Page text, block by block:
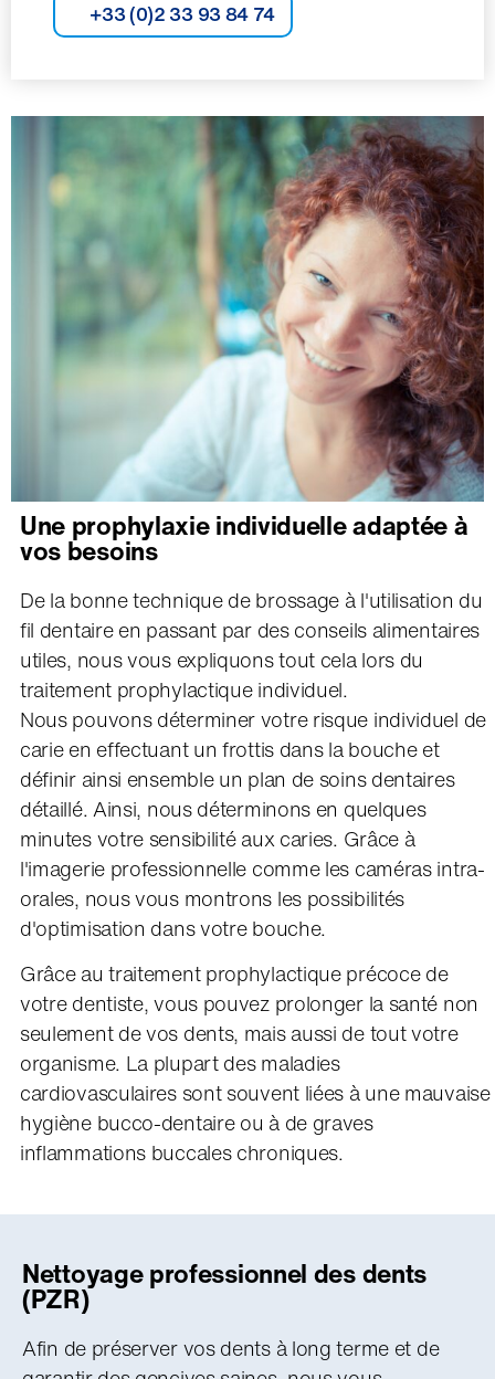
+33 (0)2 33 93 84 74
Une prophylaxie individuelle adaptée à
vos besoins
De la bonne technique de brossage à l'utilisation du
fil dentaire en passant par des conseils alimentaires
utiles, nous vous expliquons tout cela lors du
traitement prophylactique individuel.
Nous pouvons déterminer votre risque individuel de
carie en effectuant un frottis dans la bouche et
définir ainsi ensemble un plan de soins dentaires
détaillé. Ainsi, nous déterminons en quelques
minutes votre sensibilité aux caries. Grâce à
l'imagerie professionnelle comme les caméras intra-
orales, nous vous montrons les possibilités
d'optimisation dans votre bouche.
Grâce au traitement prophylactique précoce de
votre dentiste, vous pouvez prolonger la santé non
seulement de vos dents, mais aussi de tout votre
organisme. La plupart des maladies
cardiovasculaires sont souvent liées à une mauvaise
hygiène bucco-dentaire ou à de graves
inflammations buccales chroniques.
Nettoyage professionnel des dents
(PZR)
Afin de préserver vos dents à long terme et de